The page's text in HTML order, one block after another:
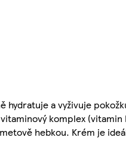
a vyživuje
komplex
hebkou. Krém je